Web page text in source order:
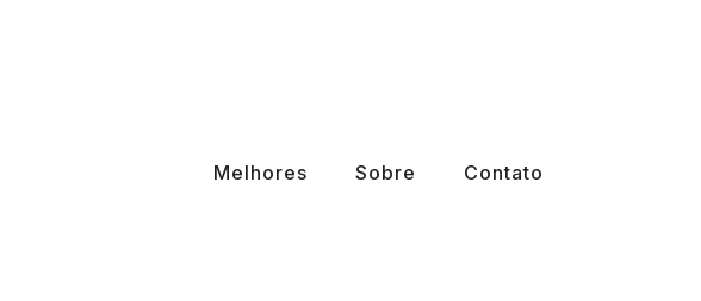
Melhores Sobre Contato